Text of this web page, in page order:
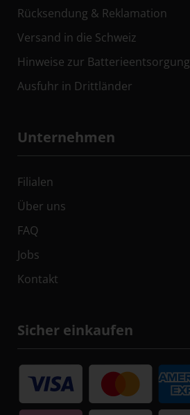
Rücksendung & Reklamation
Versand in die Schweiz
Hinweise zur Batterieentsorgung
Ausfuhr in Drittländer
Unternehmen
Filialen
Über uns
FAQ
Jobs
Kontakt
Sicher einkaufen